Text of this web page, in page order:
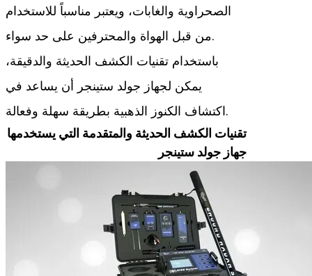
الصحراوية والغابات، ويعتبر مناسباً للاستخدام
من قبل الهواة والمحترفين على حد سواء.
باستخدام تقنيات الكشف الحديثة والدقيقة،
يمكن لجهاز جولد ستينجر أن يساعد في
اكتشاف الكنوز الذهبية بطريقة سهلة وفعالة.
تقنيات الكشف الحديثة والمتقدمة التي يستخدمها
جهاز جولد ستينجر